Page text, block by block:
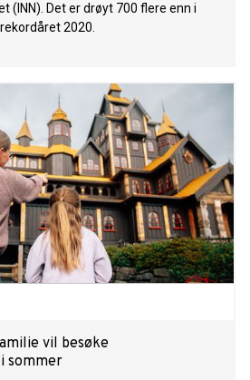
(INN). Det er drøyt 700 flere enn i
2020.
vil besøke
sommer